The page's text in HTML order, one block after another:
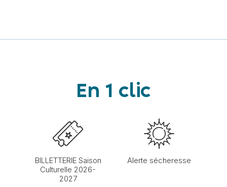
En 1 clic
BILLETTERIE Saison
Culturelle 2026-
2027
Alerte sécheresse